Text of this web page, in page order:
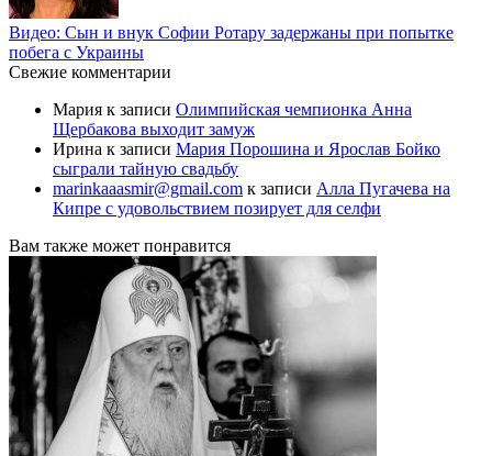
Видео: Сын и внук Софии Ротару задержаны при попытке
побега с Украины
Свежие комментарии
Мария к записи Олимпийская чемпионка Анна
Щербакова выходит замуж
Ирина к записи Мария Порошина и Ярослав Бойко
сыграли тайную свадьбу
marinkaaasmir@gmail.com к записи Алла Пугачева на
Кипре с удовольствием позирует для селфи
Вам также может понравится